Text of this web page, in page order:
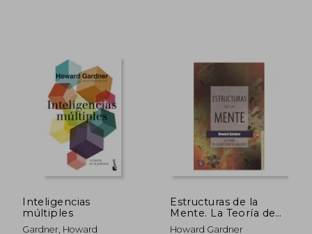
Inteligencias
múltiples
Gardner, Howard
Estructuras de la
Mente. La Teoría de
las Inteligencias
Howard Gardner